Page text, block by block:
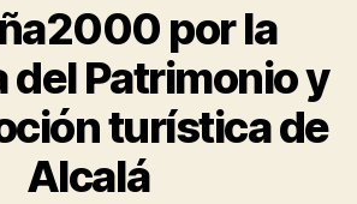
por la
del Patrimonio y
turística de
Alcalá